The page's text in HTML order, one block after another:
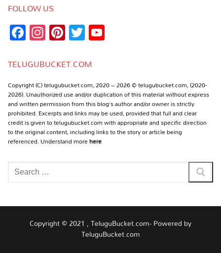
FOLLOW US
Facebook
Instagram
Pinterest
Twitter
TELUGUBUCKET.COM
Copyright (C) telugubucket.com, 2020 – 2026 © telugubucket.com, (2020-
2026). Unauthorized use and/or duplication of this material without express
and written permission from this blog’s author and/or owner is strictly
prohibited. Excerpts and links may be used, provided that full and clear
credit is given to telugubucket.com with appropriate and specific direction
to the original content, including links to the story or article being
referenced. Understand morehere
Search
for:
Copyright © 2021 , TeluguBucket.com- Powered by
TeluguBucket.com